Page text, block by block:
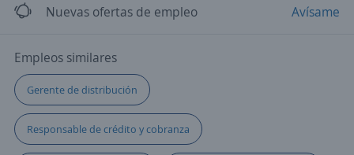
Nuevas ofertas de empleo Avísame
Empleos similares
Gerente de distribución
Responsable de crédito y cobranza